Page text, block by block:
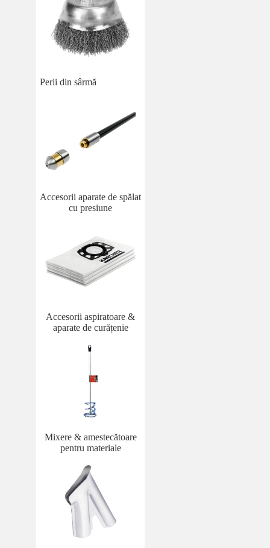
Perii din sârmă
Accesorii aparate de spălat
cu presiune
Accesorii aspiratoare &
aparate de curățenie
Mixere & amestecătoare
pentru materiale